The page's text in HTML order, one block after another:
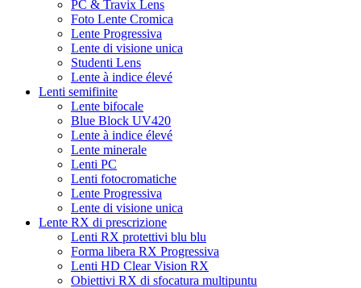
PC & Travix Lens
Foto Lente Cromica
Lente Progressiva
Lente di visione unica
Studenti Lens
Lente à indice élevé
Lenti semifinite
Lente bifocale
Blue Block UV420
Lente à indice élevé
Lente minerale
Lenti PC
Lenti fotocromatiche
Lente Progressiva
Lente di visione unica
Lente RX di prescrizione
Lenti RX protettivi blu blu
Forma libera RX Progressiva
Lenti HD Clear Vision RX
Obiettivi RX di sfocatura multipuntu